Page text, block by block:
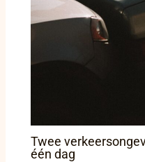
Twee
één dag